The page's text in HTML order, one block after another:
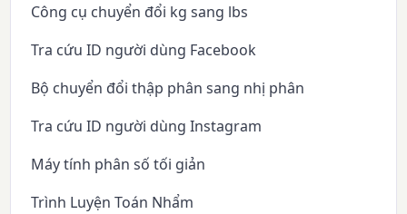
Công cụ chuyển đổi kg sang lbs
Tra cứu ID người dùng Facebook
Bộ chuyển đổi thập phân sang nhị phân
Tra cứu ID người dùng Instagram
Máy tính phân số tối giản
Trình Luyện Toán Nhẩm